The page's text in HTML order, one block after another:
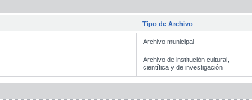
Tipo de Archivo
Archivo municipal
Archivo de institución cultural,
científica y de investigación